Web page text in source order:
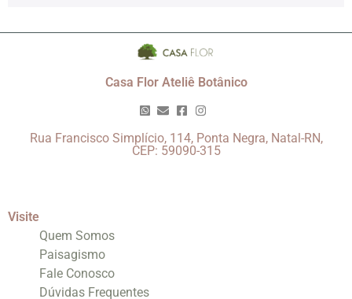
Casa Flor Ateliê Botânico
Rua Francisco Simplício, 114, Ponta Negra, Natal-RN,
CEP: 59090-315
Visite
Quem Somos
Paisagismo
Fale Conosco
Dúvidas Frequentes